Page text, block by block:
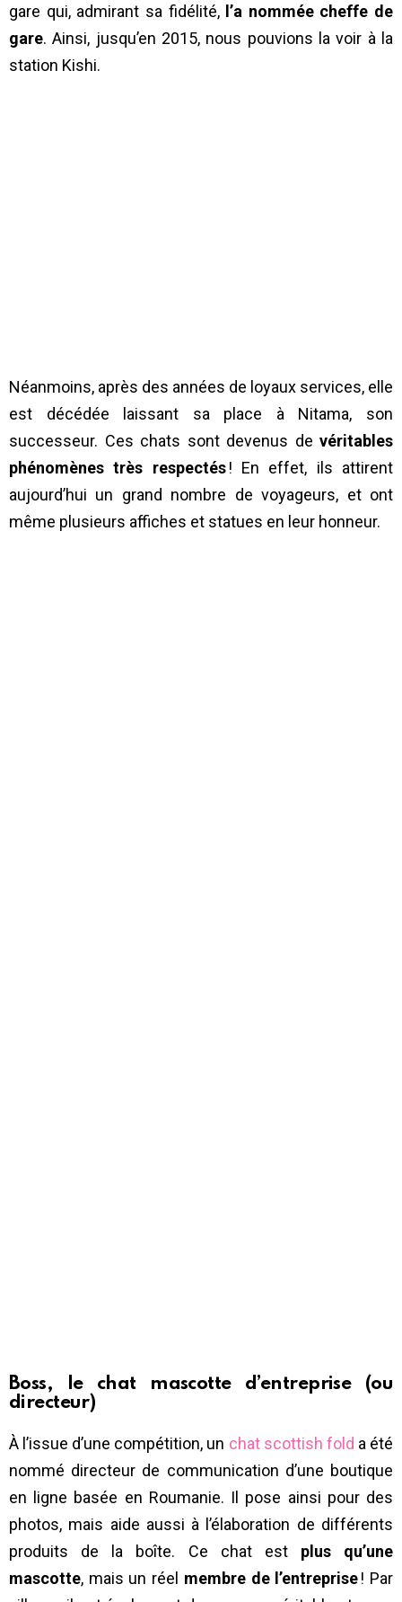
gare qui, admirant sa fidélité,l’a nommée cheffe de
gare. Ainsi, jusqu’en 2015, nous pouvions la voir à la
station Kishi.
Néanmoins, après des années de loyaux services, elle
est décédée laissant sa place à Nitama, son
successeur. Ces chats sont devenus de véritables
phénomènes très respectés! En effet, ils attirent
aujourd’hui un grand nombre de voyageurs, et ont
même plusieurs affiches et statues en leur honneur.
Boss, le chat mascotte d’entreprise (ou
directeur)
À l’issue d’une compétition, un chat scottish fold a été
nommé directeur de communication d’une boutique
en ligne basée en Roumanie. Il pose ainsi pour des
photos, mais aide aussi à l’élaboration de différents
produits de la boîte. Ce chat est plus qu’une
mascotte, mais un réel membre de l’entreprise! Par